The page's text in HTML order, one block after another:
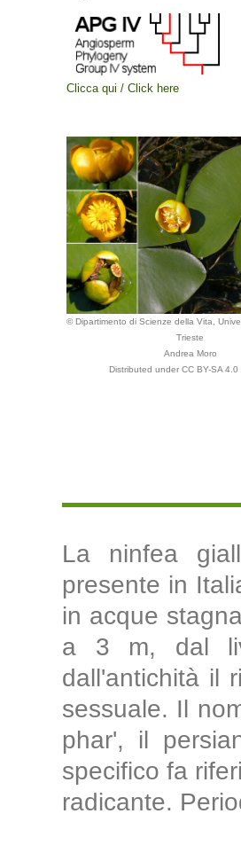
Clicca qui / Click here
© Dipartimento di Scienze della Vita,
Trieste
Andrea Moro
Distributed under CC BY-SA 4.0
La ninfea
presente in
in acque
a 3 m, dal
dall'antichità il
sessuale. Il
phar', il
specifico fa
radicante.